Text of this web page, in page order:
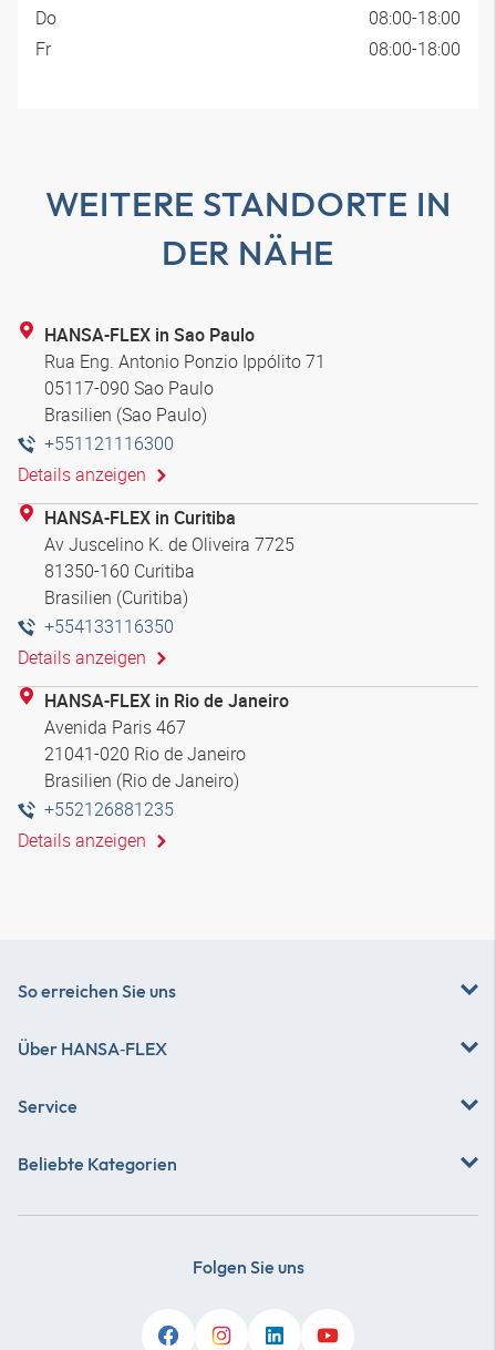
Do
08:00-18:00
Fr
08:00-18:00
WEITERE STANDORTE IN
DER NÄHE
HANSA-FLEX in Sao Paulo
Rua Eng. Antonio Ponzio Ippólito 71
05117-090 Sao Paulo
Brasilien (Sao Paulo)
+551121116300
Details anzeigen
HANSA-FLEX in Curitiba
Av Juscelino K. de Oliveira 7725
81350-160 Curitiba
Brasilien (Curitiba)
+554133116350
Details anzeigen
HANSA-FLEX in Rio de Janeiro
Avenida Paris 467
21041-020 Rio de Janeiro
Brasilien (Rio de Janeiro)
+552126881235
Details anzeigen
So erreichen Sie uns
Über HANSA‑FLEX
Service
Beliebte Kategorien
Folgen Sie uns